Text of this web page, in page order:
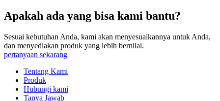
Apakah ada yang bisa kami bantu?
Sesuai kebutuhan Anda, kami akan menyesuaikannya untuk Anda,
dan menyediakan produk yang lebih bernilai.
pertanyaan sekarang
Tentang Kami
Produk
Hubungi kami
Tanya Jawab